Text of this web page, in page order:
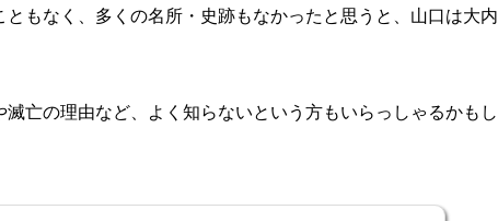
もなく、多くの名所・史跡もなかったと思うと、山口は大
亡の理由など、よく知らないという方もいらっしゃるかもし